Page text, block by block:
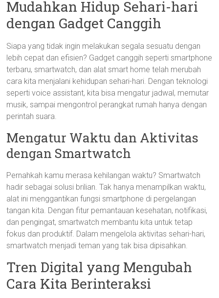
Mudahkan Hidup Sehari-hari
dengan Gadget Canggih
Siapa yang tidak ingin melakukan segala sesuatu dengan
lebih cepat dan efisien? Gadget canggih seperti smartphone
terbaru, smartwatch, dan alat smart home telah merubah
cara kita menjalani kehidupan sehari-hari. Dengan teknologi
seperti voice assistant, kita bisa mengatur jadwal, memutar
musik, sampai mengontrol perangkat rumah hanya dengan
perintah suara.
Mengatur Waktu dan Aktivitas
dengan Smartwatch
Pernahkah kamu merasa kehilangan waktu? Smartwatch
hadir sebagai solusi brilian. Tak hanya menampilkan waktu,
alat ini menggantikan fungsi smartphone di pergelangan
tangan kita. Dengan fitur pemantauan kesehatan, notifikasi,
dan pengingat, smartwatch membantu kita untuk tetap
fokus dan produktif. Dalam mengelola aktivitas sehari-hari,
smartwatch menjadi teman yang tak bisa dipisahkan.
Tren Digital yang Mengubah
Cara Kita Berinteraksi